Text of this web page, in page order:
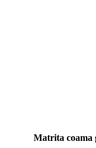
Matrita coama